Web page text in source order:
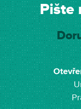
Pište